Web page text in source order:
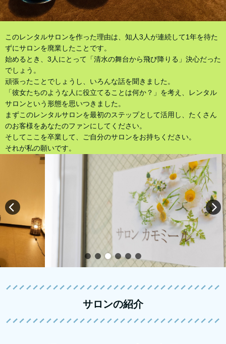
このレンタルサロンを作った理由は、知人3人が連続して1年を待た
ずにサロンを廃業したことです。
始めるとき、3人にとって「清水の舞台から飛び降りる」決心だった
でしょう。
頑張ったことでしょうし、いろんな話を聞きました。
「彼女たちのような人に役立てることは何か？」を考え、レンタル
サロンという形態を思いつきました。
まずこのレンタルサロンを最初のステップとして活用し、たくさん
のお客様をあなたのファンにしてください。
そしてここを卒業して、ご自分のサロンをお持ちください。
それが私の願いです。
サロンの紹介